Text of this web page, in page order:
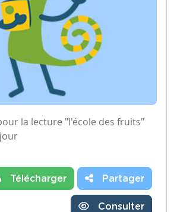
la lecture "l'école des fruits"
Télécharger Partager
Consulter